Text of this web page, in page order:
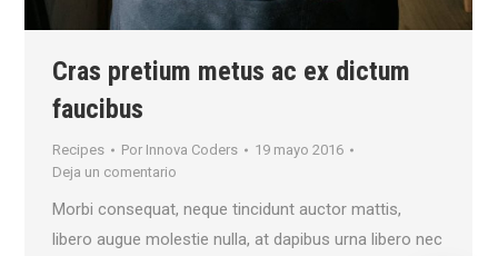
Cras pretium metus ac ex dictum
faucibus
Recipes Por Innova Coders
19 mayo 2016
Deja un comentario
Morbi consequat, neque tincidunt auctor mattis,
libero augue molestie nulla, at dapibus urna libero nec